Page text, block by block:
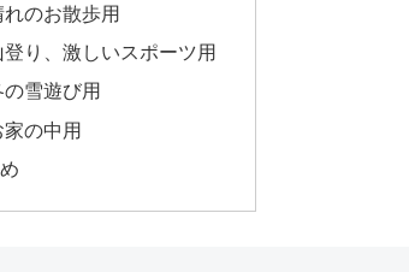
れのお散歩用
登り、激しいスポーツ用
の雪遊び用
家の中用